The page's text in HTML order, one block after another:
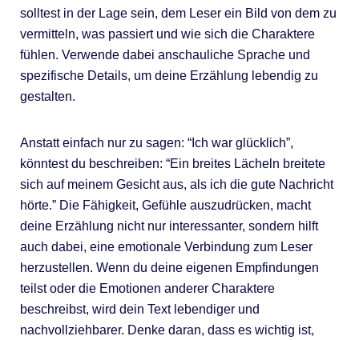
solltest in der Lage sein, dem Leser ein Bild von dem zu
vermitteln, was passiert und wie sich die Charaktere
fühlen. Verwende dabei anschauliche Sprache und
spezifische Details, um deine Erzählung lebendig zu
gestalten.
Anstatt einfach nur zu sagen: “Ich war glücklich”,
könntest du beschreiben: “Ein breites Lächeln breitete
sich auf meinem Gesicht aus, als ich die gute Nachricht
hörte.” Die Fähigkeit, Gefühle auszudrücken, macht
deine Erzählung nicht nur interessanter, sondern hilft
auch dabei, eine emotionale Verbindung zum Leser
herzustellen. Wenn du deine eigenen Empfindungen
teilst oder die Emotionen anderer Charaktere
beschreibst, wird dein Text lebendiger und
nachvollziehbarer. Denke daran, dass es wichtig ist,